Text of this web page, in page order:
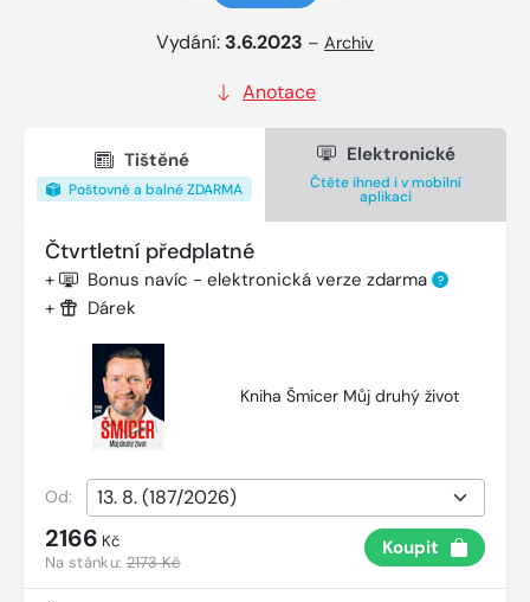
Vydání: 3.6.2023 – Archiv
Anotace
Tištěné
Poštovné a balné ZDARMA
Elektronické
Čtěte ihned i v mobilní
aplikaci
Čtvrtletní předplatné
+ Bonus navíc - elektronická verze zdarma ?
+ Dárek
Kniha Šmicer Můj druhý život
Od:
2166 Kč
Na stánku:2173 Kč
Koupit